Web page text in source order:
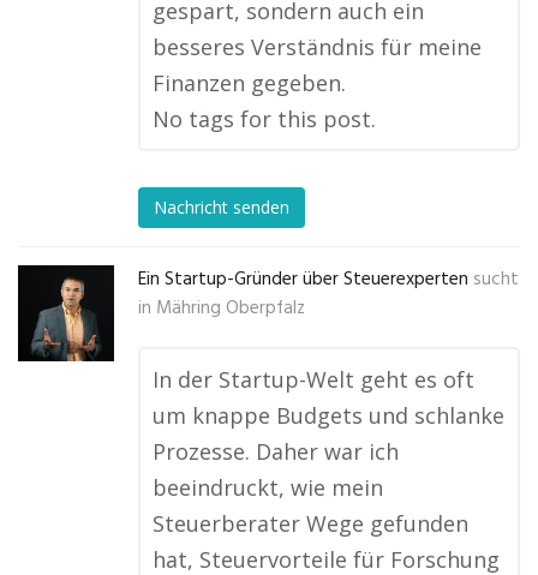
gespart, sondern auch ein
besseres Verständnis für meine
Finanzen gegeben.
No tags for this post.
Nachricht senden
Ein Startup-Gründer über Steuerexperten sucht
in Mähring Oberpfalz
In der Startup-Welt geht es oft
um knappe Budgets und schlanke
Prozesse. Daher war ich
beeindruckt, wie mein
Steuerberater Wege gefunden
hat, Steuervorteile für Forschung